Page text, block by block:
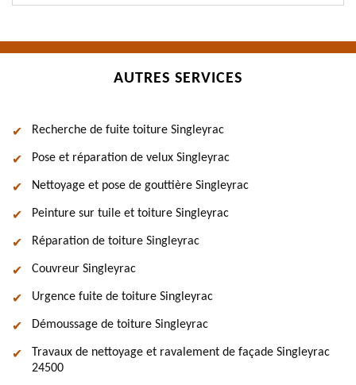
AUTRES SERVICES
Recherche de fuite toiture Singleyrac
Pose et réparation de velux Singleyrac
Nettoyage et pose de gouttière Singleyrac
Peinture sur tuile et toiture Singleyrac
Réparation de toiture Singleyrac
Couvreur Singleyrac
Urgence fuite de toiture Singleyrac
Démoussage de toiture Singleyrac
Travaux de nettoyage et ravalement de façade Singleyrac
24500